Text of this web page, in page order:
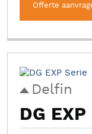
Offerte
Delfin
DG